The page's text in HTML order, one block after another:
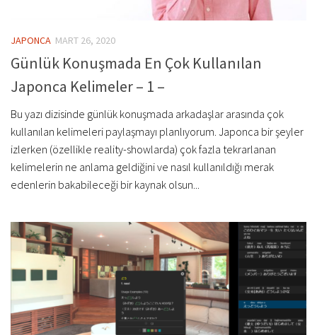
JAPONCA MART 26, 2020
Günlük Konuşmada En Çok Kullanılan
Japonca Kelimeler – 1 –
Bu yazı dizisinde günlük konuşmada arkadaşlar arasında çok
kullanılan kelimeleri paylaşmayı planlıyorum. Japonca bir şeyler
izlerken (özellikle reality-showlarda) çok fazla tekrarlanan
kelimelerin ne anlama geldiğini ve nasıl kullanıldığı merak
edenlerin bakabileceği bir kaynak olsun...